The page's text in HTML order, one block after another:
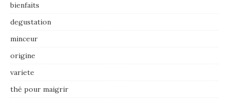
bienfaits
degustation
minceur
origine
variete
thé pour maigrir